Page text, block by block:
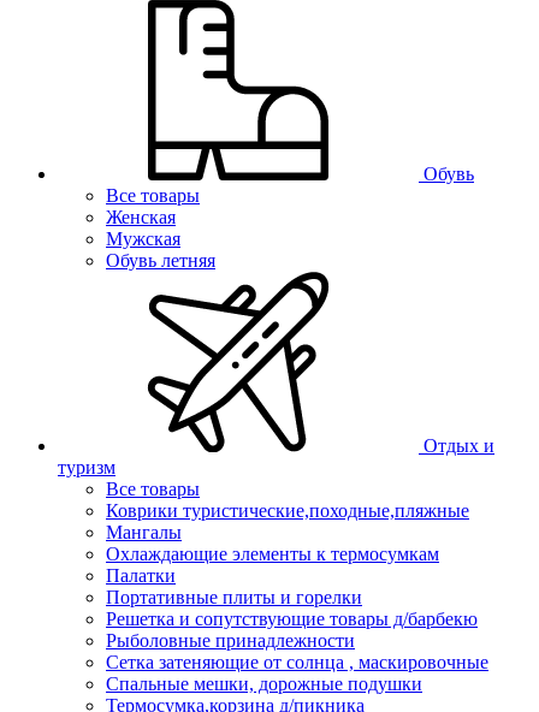
Обувь
Все товары
Женская
Мужская
Обувь летняя
Отдых и
туризм
Все товары
Коврики туристические,походные,пляжные
Мангалы
Охлаждающие элементы к термосумкам
Палатки
Портативные плиты и горелки
Решетка и сопутствующие товары д/барбекю
Рыболовные принадлежности
Сетка затеняющие от солнца , маскировочные
Спальные мешки, дорожные подушки
Термосумка,корзина д/пикника